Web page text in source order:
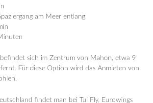
am Meer entlang
sich im Zentrum von Mahon, etwa 9
Für diese Option wird das Anmieten von
findet man bei Tui Fly, Eurowings